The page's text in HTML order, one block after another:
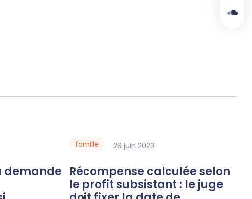
Récompense calculée selon
le profit subsistant : le juge
28 juin 2023
famille